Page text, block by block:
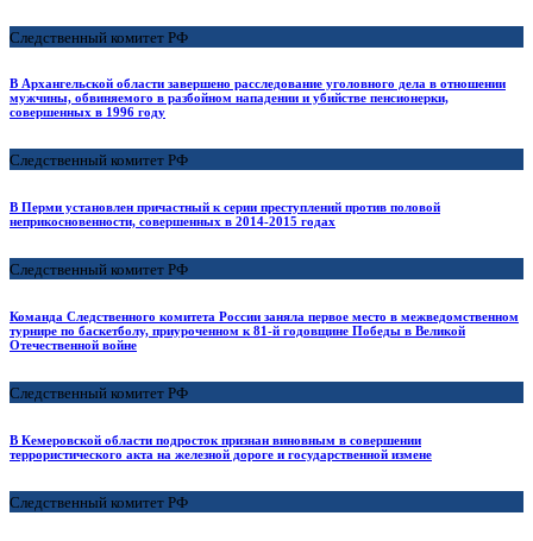
Следственный комитет РФ
В Архангельской области завершено расследование уголовного дела в отношении
мужчины, обвиняемого в разбойном нападении и убийстве пенсионерки,
совершенных в 1996 году
Следственный комитет РФ
В Перми установлен причастный к серии преступлений против половой
неприкосновенности, совершенных в 2014-2015 годах
Следственный комитет РФ
Команда Следственного комитета России заняла первое место в межведомственном
турнире по баскетболу, приуроченном к 81-й годовщине Победы в Великой
Отечественной войне
Следственный комитет РФ
В Кемеровской области подросток признан виновным в совершении
террористического акта на железной дороге и государственной измене
Следственный комитет РФ